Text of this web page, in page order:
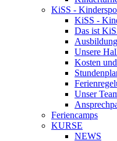
KiSS -
KiSS -
Das ist
Unsere
Kosten
Unser
Feriencamps
KURSE
NEWS